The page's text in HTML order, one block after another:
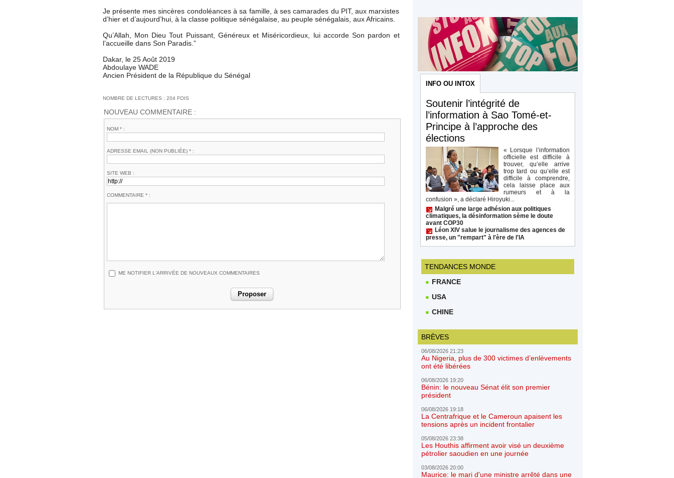
Je présente mes sincères condoléances à sa famille, à ses camarades du PIT, aux marxistes
d’hier et d’aujourd’hui, à la classe politique sénégalaise, au peuple sénégalais, aux Africains.
Qu’Allah, Mon Dieu Tout Puissant, Généreux et Miséricordieux, lui accorde Son pardon et
l’accueille dans Son Paradis.”
Dakar, le 25 Août 2019
Abdoulaye WADE
Ancien Président de la République du Sénégal
NOMBRE DE LECTURES : 204 FOIS
NOUVEAU COMMENTAIRE :
NOM * :
ADRESSE EMAIL (NON PUBLIÉE) * :
SITE WEB :
COMMENTAIRE * :
ME NOTIFIER L'ARRIVÉE DE NOUVEAUX COMMENTAIRES
INFO OU INTOX
Soutenir l’intégrité de
l’information à Sao Tomé-et-
Principe à l’approche des
élections
« Lorsque l’information
officielle est difficile à
trouver, qu’elle arrive
trop tard ou qu’elle est
difficile à comprendre,
cela laisse place aux
rumeurs et à la
confusion », a déclaré Hiroyuki...
Malgré une large adhésion aux politiques
climatiques, la désinformation sème le doute
avant COP30
Léon XIV salue le journalisme des agences de
presse, un "rempart" à l'ère de l'IA
TENDANCES MONDE
FRANCE
USA
CHINE
BRÈVES
06/08/2026 21:23
Au Nigeria, plus de 300 victimes d’enlèvements
ont été libérées
06/08/2026 19:20
Bénin: le nouveau Sénat élit son premier
président
06/08/2026 19:18
La Centrafrique et le Cameroun apaisent les
tensions après un incident frontalier
05/08/2026 23:38
Les Houthis affirment avoir visé un deuxième
pétrolier saoudien en une journée
03/08/2026 20:00
Maurice: le mari d'une ministre arrêté dans une